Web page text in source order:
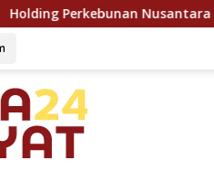
Nusantara Dukung